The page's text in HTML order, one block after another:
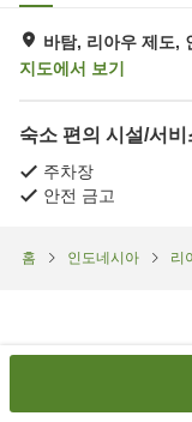
바탐, 리아우 제도,
지도에서 보기
숙소 편의 시설/서비
주차장
안전 금고
홈 인도네시아 리